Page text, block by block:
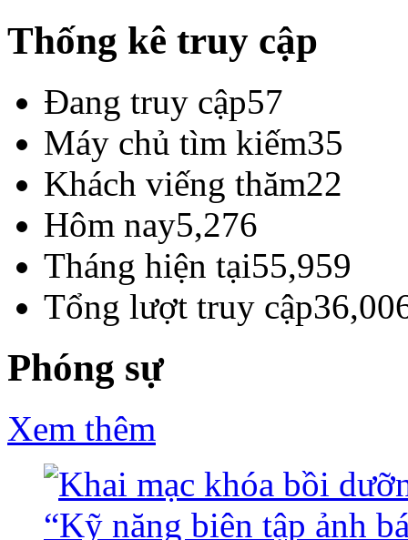
Thống kê truy cập
Đang truy cập57
Máy chủ tìm kiếm35
Khách viếng thăm22
Hôm nay5,276
Tháng hiện tại55,959
Tổng lượt truy cập
Phóng sự
Xem thêm